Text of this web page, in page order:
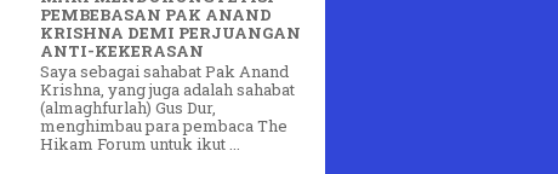
PEMBEBASAN PAK ANAND
KRISHNA DEMI PERJUANGAN
ANTI-KEKERASAN
Saya sebagai sahabat Pak Anand
Krishna, yang juga adalah sahabat
(almaghfurlah) Gus Dur,
menghimbau para pembaca The
Hikam Forum untuk ikut ...